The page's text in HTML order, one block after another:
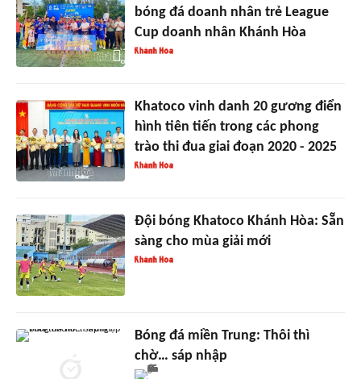
bóng đá doanh nhân trẻ League
Cup doanh nhân Khánh Hòa
Khatoco vinh danh 20 gương điển
hình tiên tiến trong các phong
trào thi đua giai đoạn 2020 - 2025
Đội bóng Khatoco Khánh Hòa: Sẵn
sàng cho mùa giải mới
Bóng đá miền Trung: Thôi thì
chờ… sáp nhập